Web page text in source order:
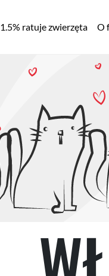
Główna
nawigacja
1.5% ratuje zwierzęta O